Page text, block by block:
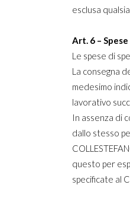
esclusa
Art. 6 –
Le spese di
La consegna
medesimo
lavorativo
In assenza di
dallo stesso
questo per
specificate al